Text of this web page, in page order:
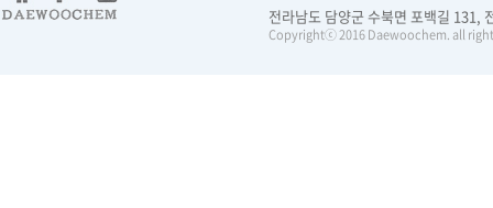
전라남도 담양군 수북면 포백길
Copyrightⓒ 2016 Daewoochem. all